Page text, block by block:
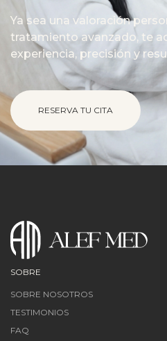
Ya sea una valoración
tratamiento avanzado, te
experiencia, precisión y
RESERVA TU CITA
SOBRE
SOBRE NOSOTROS
TESTIMONIOS
FAQ